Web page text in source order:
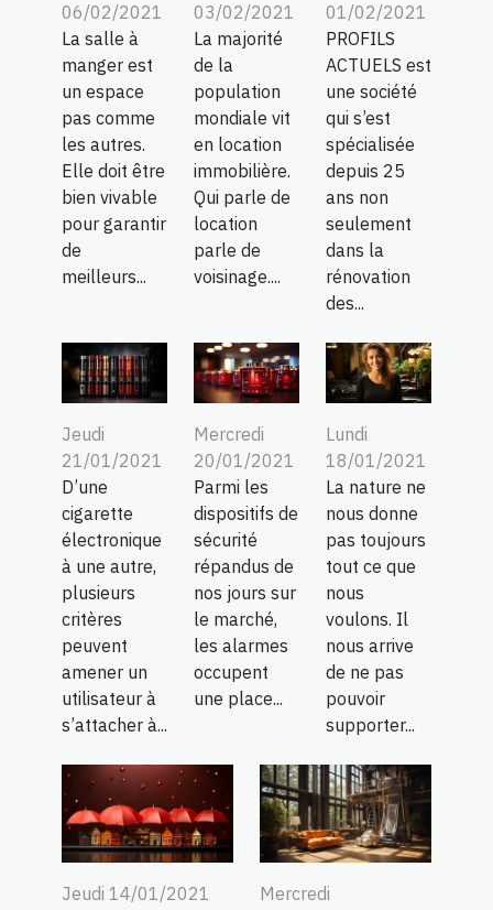
06/02/2021
La salle à
manger est
un espace
pas comme
les autres.
Elle doit être
bien vivable
pour garantir
de
meilleurs...
03/02/2021
La majorité
de la
population
mondiale vit
en location
immobilière.
Qui parle de
location
parle de
voisinage....
01/02/2021
PROFILS
ACTUELS est
une société
qui s’est
spécialisée
depuis 25
ans non
seulement
dans la
rénovation
des...
Jeudi
21/01/2021
D’une
cigarette
électronique
à une autre,
plusieurs
critères
peuvent
amener un
utilisateur à
s’attacher à...
Mercredi
20/01/2021
Parmi les
dispositifs de
sécurité
répandus de
nos jours sur
le marché,
les alarmes
occupent
une place...
Lundi
18/01/2021
La nature ne
nous donne
pas toujours
tout ce que
nous
voulons. Il
nous arrive
de ne pas
pouvoir
supporter...
Jeudi 14/01/2021
Mercredi